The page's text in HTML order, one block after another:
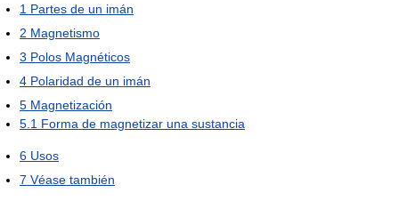
1 Partes de un imán
2 Magnetismo
3 Polos Magnéticos
4 Polaridad de un imán
5 Magnetización
5.1 Forma de magnetizar una sustancia
6 Usos
7 Véase también